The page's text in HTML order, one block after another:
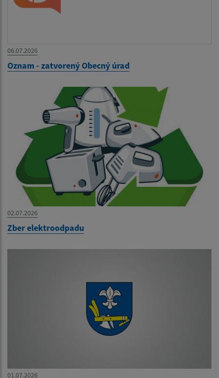
06.07.2026
Oznam - zatvorený Obecný úrad
02.07.2026
Zber elektroodpadu
01.07.2026